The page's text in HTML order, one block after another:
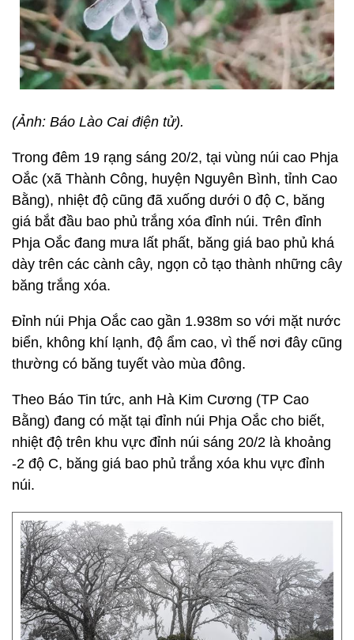
(Ảnh: Báo Lào Cai điện tử).
Trong đêm 19 rạng sáng 20/2, tại vùng núi cao Phja
Oắc (xã Thành Công, huyện Nguyên Bình, tỉnh Cao
Bằng), nhiệt độ cũng đã xuống dưới 0 độ C, băng
giá bắt đầu bao phủ trắng xóa đỉnh núi. Trên đỉnh
Phja Oắc đang mưa lất phất, băng giá bao phủ khá
dày trên các cành cây, ngọn cỏ tạo thành những cây
băng trắng xóa.
Đỉnh núi Phja Oắc cao gần 1.938m so với mặt nước
biển, không khí lạnh, độ ẩm cao, vì thế nơi đây cũng
thường có băng tuyết vào mùa đông.
Theo Báo Tin tức, anh Hà Kim Cương (TP Cao
Bằng) đang có mặt tại đỉnh núi Phja Oắc cho biết,
nhiệt độ trên khu vực đỉnh núi sáng 20/2 là khoảng
-2 độ C, băng giá bao phủ trắng xóa khu vực đỉnh
núi.